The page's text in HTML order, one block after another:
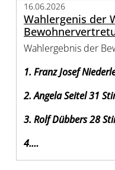
16.06.2026
Wahlergenis der
Wahlergebnis der
1. Franz Josef
2. Angela Seitel 31
3. Rolf Dübbers 28
4.…